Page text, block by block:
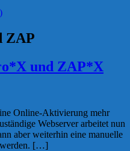
ZAP
und ZAP*X
Online-Aktivierung mehr
Webserver arbeitet nun
aber weiterhin eine manuelle
werden. […]